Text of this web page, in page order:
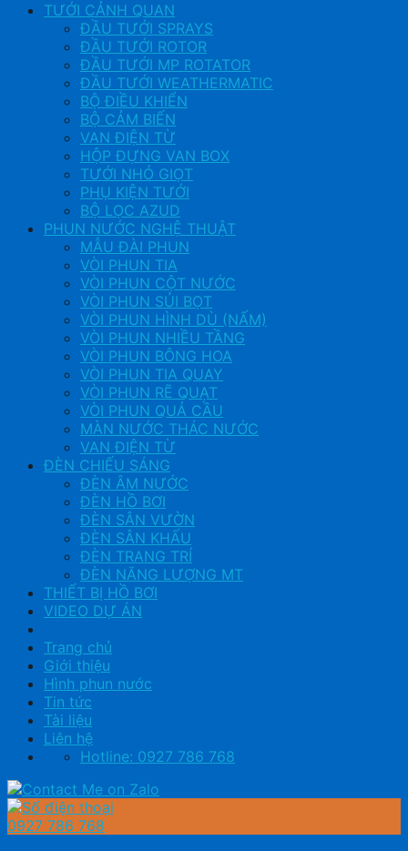
TƯỚI CẢNH QUAN
ĐẦU TƯỚI SPRAYS
ĐẦU TƯỚI ROTOR
ĐẦU TƯỚI MP ROTATOR
ĐẦU TƯỚI WEATHERMATIC
BỘ ĐIỀU KHIỂN
BỘ CẢM BIẾN
VAN ĐIỆN TỪ
HỘP ĐỰNG VAN BOX
TƯỚI NHỎ GIỌT
PHỤ KIỆN TƯỚI
BỘ LỌC AZUD
PHUN NƯỚC NGHỆ THUẬT
MẪU ĐÀI PHUN
VÒI PHUN TIA
VÒI PHUN CỘT NƯỚC
VÒI PHUN SỦI BỌT
VÒI PHUN HÌNH DÙ (NẤM)
VÒI PHUN NHIỀU TẦNG
VÒI PHUN BÔNG HOA
VÒI PHUN TIA QUAY
VÒI PHUN RẼ QUẠT
VÒI PHUN QUẢ CẦU
MÀN NƯỚC THÁC NƯỚC
VAN ĐIỆN TỪ
ĐÈN CHIẾU SÁNG
ĐÈN ÂM NƯỚC
ĐÈN HỒ BƠI
ĐÈN SÂN VƯỜN
ĐÈN SÂN KHẤU
ĐÈN TRANG TRÍ
ĐÈN NĂNG LƯỢNG MT
THIẾT BỊ HỒ BƠI
VIDEO DỰ ÁN
Trang chủ
Giới thiệu
Hình phun nước
Tin tức
Tài liệu
Liên hệ
Hotline: 0927 786 768
0927 786 768